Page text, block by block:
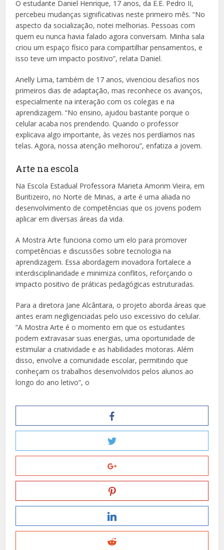
O estudante Daniel Henrique, 17 anos, da E.E. Pedro II,
percebeu mudanças significativas neste primeiro mês. “No
aspecto da socialização, notei melhorias. Pessoas com
quem eu nunca havia falado agora conversam. Minha sala
criou um espaço físico para compartilhar pensamentos, e
isso teve um impacto positivo”, relata Daniel.
Anelly Lima, também de 17 anos, vivenciou desafios nos
primeiros dias de adaptação, mas reconhece os avanços,
especialmente na interação com os colegas e na
aprendizagem. “No ensino, ajudou bastante porque o
celular acaba nos prendendo. Quando o professor
explicava algo importante, às vezes nos perdíamos nas
telas. Agora, nossa atenção melhorou”, enfatiza a jovem.
Arte na escola
Na Escola Estadual Professora Marieta Amorim Vieira, em
Buritizeiro, no Norte de Minas, a arte é uma aliada no
desenvolvimento de competências que os jovens podem
aplicar em diversas áreas da vida.
A Mostra Arte funciona como um elo para promover
competências e discussões sobre tecnologia na
aprendizagem. Essa abordagem inovadora fortalece a
interdisciplinaridade e minimiza conflitos, reforçando o
impacto positivo de práticas pedagógicas estruturadas.
Para a diretora Jane Alcântara, o projeto aborda áreas que
antes eram negligenciadas pelo uso excessivo do celular.
“A Mostra Arte é o momento em que os estudantes
podem extravasar suas energias, uma oportunidade de
estimular a criatividade e as habilidades motoras. Além
disso, envolve a comunidade escolar, permitindo que
conheçam os trabalhos desenvolvidos pelos alunos ao
longo do ano letivo”, o